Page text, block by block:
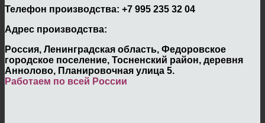
Телефон производства: +7 995 235 32 04
Адрес производства:
Россия, Ленинградская область, Федоровское
городское поселение, Тосненский район, деревня
Аннолово, Планировочная улица 5.
Работаем по всей России